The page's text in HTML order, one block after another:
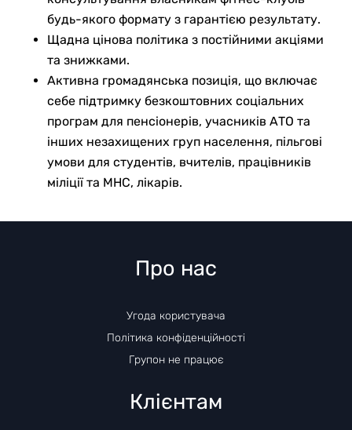
будь-якого формату з гарантією результату.
Щадна цінова політика з постійними акціями
та знижками.
Активна громадянська позиція, що включає
себе підтримку безкоштовних соціальних
програм для пенсіонерів, учасників АТО та
інших незахищених груп населення, пільгові
умови для студентів, вчителів, працівників
міліції та МНС, лікарів.
Про нас
Угода користувача
Політика конфіденційності
Групон не працює
Клієнтам